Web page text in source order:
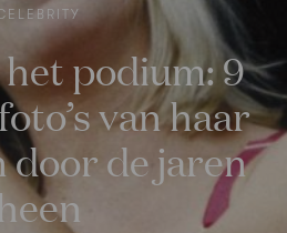
podium: 9
van haar
door de jaren